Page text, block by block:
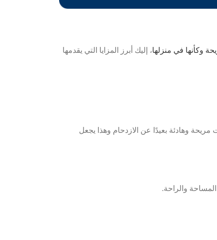
وكأنها في منزلها، إليك أبرز المزايا التي يقدمها
وهادئة بعيدًا عن الازدحام وهذا يجعل
والراحة.